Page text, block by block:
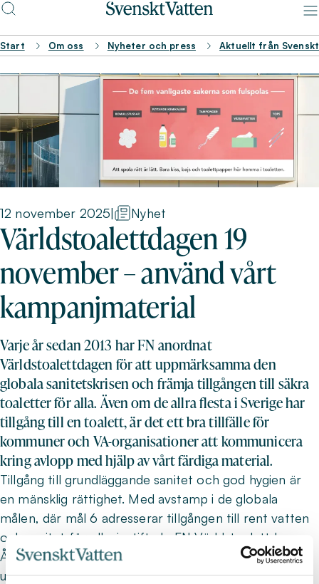
Start Om oss Nyheter och press Aktuellt från
12 november 2025| Nyhet
Världstoalettdagen 19
november – använd vårt
kampanjmaterial
Varje år sedan 2013 har FN anordnat
Världstoalettdagen för att uppmärksamma den
globala sanitetskrisen och främja tillgången till säkra
toaletter för alla. Även om de allra flesta i Sverige har
tillgång till en toalett, är det ett bra tillfälle för
kommuner och VA-organisationer att kommunicera
kring avlopp med hjälp av vårt färdiga material.
Tillgång till grundläggande sanitet och god hygien är
en mänsklig rättighet. Med avstamp i de globala
målen, där mål 6 adresserar tillgången till rent vatten
och sanitet för alla, instiftade FN Världstoalettdagen.
Årets tema,Vi kommer alltid att behöva toaletten,
uppmanar till handling för att skydda och utöka